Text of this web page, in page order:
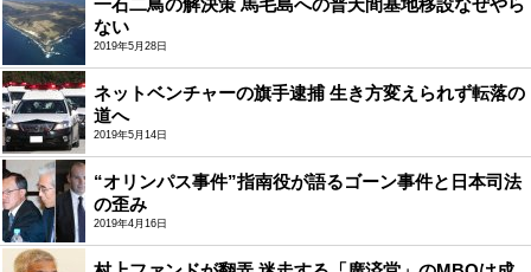
一石二鳥の解決策 馬毛島への普天間基地移設なぜやら
ない
2019年5月28日
ネットベンチャーの旗手逮捕 生き方変えられず転落の
道へ
2019年5月14日
“オリンパス事件”指南役が語るゴーン事件と日本司法
の歪み
2019年4月16日